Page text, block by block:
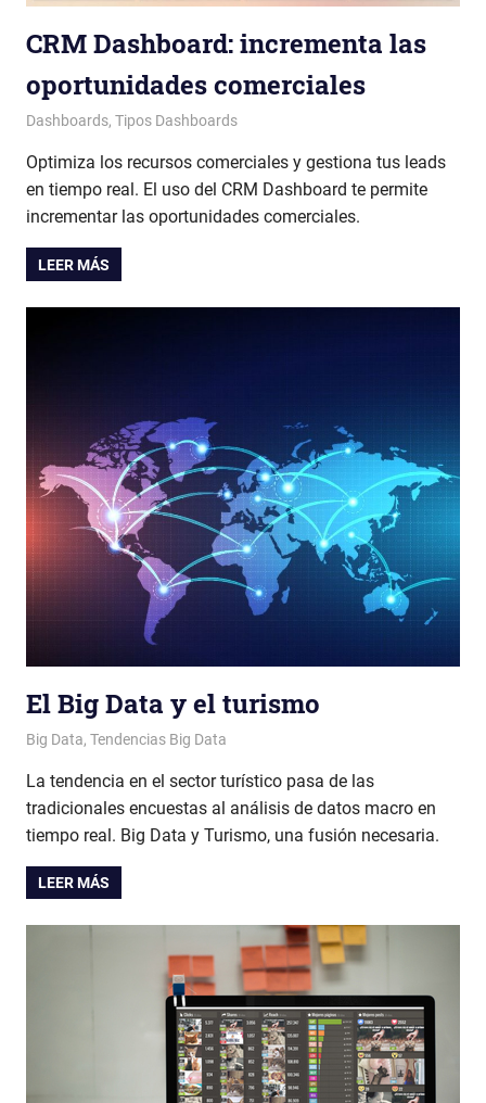
CRM Dashboard: incrementa las
oportunidades comerciales
Patricia Nuño
Dashboards, Tipos Dashboards
Optimiza los recursos comerciales y gestiona tus leads
en tiempo real. El uso del CRM Dashboard te permite
incrementar las oportunidades comerciales.
LEER MÁS
El Big Data y el turismo
Patricia Nuño
Big Data, Tendencias Big Data
La tendencia en el sector turístico pasa de las
tradicionales encuestas al análisis de datos macro en
tiempo real. Big Data y Turismo, una fusión necesaria.
LEER MÁS